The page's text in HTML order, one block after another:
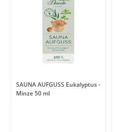
SAUNA AUFGUSS Eukalyptus -
Minze 50 ml